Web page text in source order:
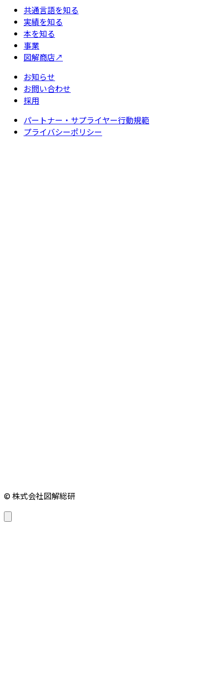
共通言語を知る
実績を知る
本を知る
事業
図解商店↗
お知らせ
お問い合わせ
採用
パートナー・サプライヤー行動規範
プライバシーポリシー
© 株式会社図解総研